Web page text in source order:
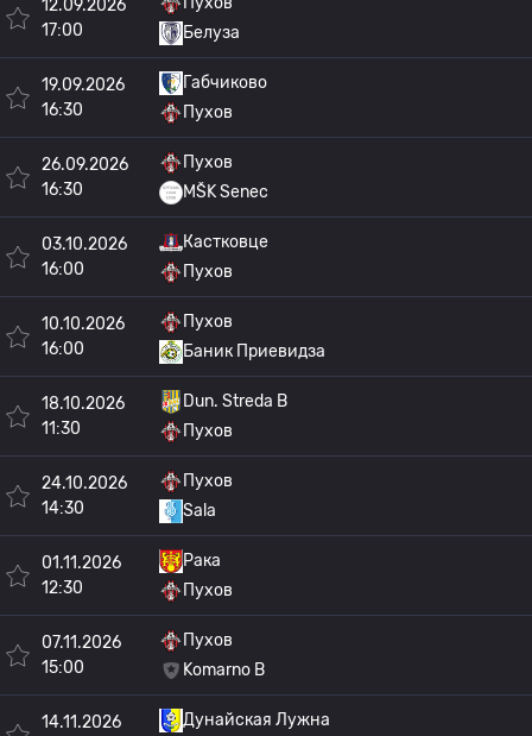
12.09.2026
17:00
Белуза
19.09.2026
16:30
Габчиково
Пухов
26.09.2026
16:30
Пухов
MŠK Senec
03.10.2026
16:00
Кастковце
Пухов
10.10.2026
16:00
Пухов
Баник Приевидза
18.10.2026
11:30
Dun. Streda B
Пухов
24.10.2026
14:30
Пухов
Sala
01.11.2026
12:30
Рака
Пухов
07.11.2026
15:00
Пухов
Komarno B
14.11.2026
Дунайская Лужна